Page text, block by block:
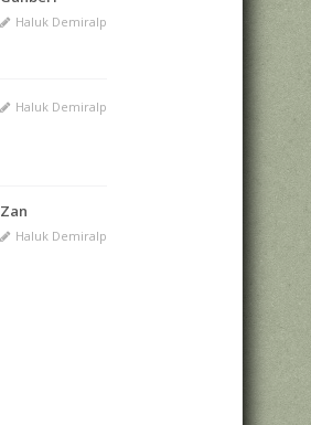
Haluk Demiralp
Haluk Demiralp
Zan
Haluk Demiralp